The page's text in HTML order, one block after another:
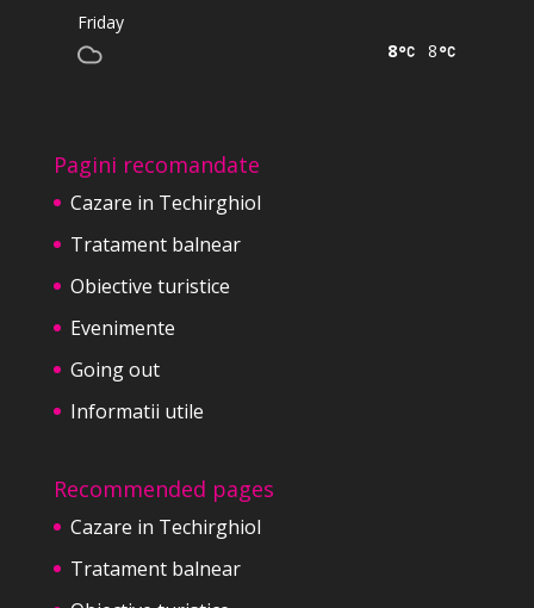
Friday
8
8
Pagini recomandate
Cazare in Techirghiol
Tratament balnear
Obiective turistice
Evenimente
Going out
Informatii utile
Recommended pages
Cazare in Techirghiol
Tratament balnear